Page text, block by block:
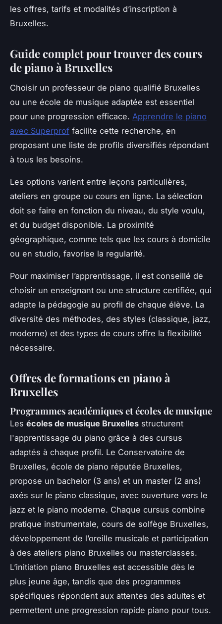
les offres, tarifs et modalités d’inscription à
Bruxelles.
Guide complet pour trouver des cours
de piano à Bruxelles
Choisir un professeur de piano qualifié Bruxelles
ou une école de musique adaptée est essentiel
pour une progression efficace. Apprendre le piano
avec Superprof facilite cette recherche, en
proposant une liste de profils diversifiés répondant
à tous les besoins.
Les options varient entre leçons particulières,
ateliers en groupe ou cours en ligne. La sélection
doit se faire en fonction du niveau, du style voulu,
et du budget disponible. La proximité
géographique, comme tels que les cours à domicile
ou en studio, favorise la regularité.
Pour maximiser l’apprentissage, il est conseillé de
choisir un enseignant ou une structure certifiée, qui
adapte la pédagogie au profil de chaque élève. La
diversité des méthodes, des styles (classique, jazz,
moderne) et des types de cours offre la flexibilité
nécessaire.
Offres de formations en piano à
Bruxelles
Programmes académiques et écoles de musique
Les écoles de musique Bruxelles structurent
l'apprentissage du piano grâce à des cursus
adaptés à chaque profil. Le Conservatoire de
Bruxelles, école de piano réputée Bruxelles,
propose un bachelor (3 ans) et un master (2 ans)
axés sur le piano classique, avec ouverture vers le
jazz et le piano moderne. Chaque cursus combine
pratique instrumentale, cours de solfège Bruxelles,
développement de l’oreille musicale et participation
à des ateliers piano Bruxelles ou masterclasses.
L’initiation piano Bruxelles est accessible dès le
plus jeune âge, tandis que des programmes
spécifiques répondent aux attentes des adultes et
permettent une progression rapide piano pour tous.